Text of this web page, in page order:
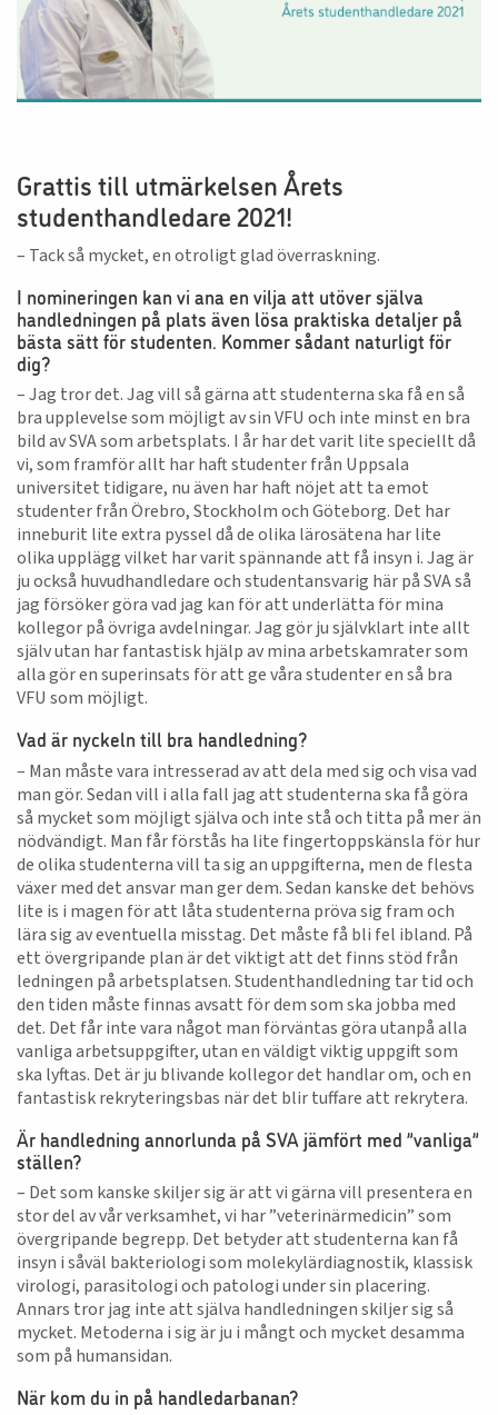
Grattis till utmärkelsen Årets
studenthandledare 2021!
– Tack så mycket, en otroligt glad överraskning.
I nomineringen kan vi ana en vilja att utöver själva
handledningen på plats även lösa praktiska detaljer på
bästa sätt för studenten. Kommer sådant naturligt för
dig?
– Jag tror det. Jag vill så gärna att studenterna ska få en så
bra upplevelse som möjligt av sin VFU och inte minst en bra
bild av SVA som arbetsplats. I år har det varit lite speciellt då
vi, som framför allt har haft studenter från Uppsala
universitet tidigare, nu även har haft nöjet att ta emot
studenter från Örebro, Stockholm och Göteborg. Det har
inneburit lite extra pyssel då de olika lärosätena har lite
olika upplägg vilket har varit spännande att få insyn i. Jag är
ju också huvudhandledare och studentansvarig här på SVA så
jag försöker göra vad jag kan för att underlätta för mina
kollegor på övriga avdelningar. Jag gör ju självklart inte allt
själv utan har fantastisk hjälp av mina arbetskamrater som
alla gör en superinsats för att ge våra studenter en så bra
VFU som möjligt.
Vad är nyckeln till bra handledning?
– Man måste vara intresserad av att dela med sig och visa vad
man gör. Sedan vill i alla fall jag att studenterna ska få göra
så mycket som möjligt själva och inte stå och titta på mer än
nödvändigt. Man får förstås ha lite fingertoppskänsla för hur
de olika studenterna vill ta sig an uppgifterna, men de flesta
växer med det ansvar man ger dem. Sedan kanske det behövs
lite is i magen för att låta studenterna pröva sig fram och
lära sig av eventuella misstag. Det måste få bli fel ibland. På
ett övergripande plan är det viktigt att det finns stöd från
ledningen på arbetsplatsen. Studenthandledning tar tid och
den tiden måste finnas avsatt för dem som ska jobba med
det. Det får inte vara något man förväntas göra utanpå alla
vanliga arbetsuppgifter, utan en väldigt viktig uppgift som
ska lyftas. Det är ju blivande kollegor det handlar om, och en
fantastisk rekryteringsbas när det blir tuffare att rekrytera.
Är handledning annorlunda på SVA jämfört med ”vanliga”
ställen?
– Det som kanske skiljer sig är att vi gärna vill presentera en
stor del av vår verksamhet, vi har ”veterinärmedicin” som
övergripande begrepp. Det betyder att studenterna kan få
insyn i såväl bakteriologi som molekylärdiagnostik, klassisk
virologi, parasitologi och patologi under sin placering.
Annars tror jag inte att själva handledningen skiljer sig så
mycket. Metoderna i sig är ju i mångt och mycket desamma
som på humansidan.
När kom du in på handledarbanan?